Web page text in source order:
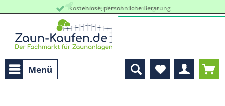
Schneller Versand vom Lager
kostenlose, persöhnliche Beratung
Menü